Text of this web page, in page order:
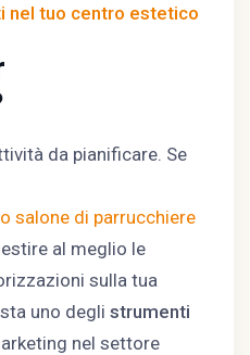
nel tuo centro estetico
da pianificare. Se
salone di parrucchiere
al meglio le
sulla tua
uno degli strumenti
nel settore